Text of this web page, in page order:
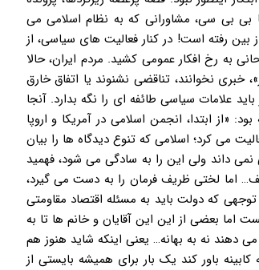
بی بی سی، مشاورانی که به نظام اسلامی می
معتقدند ۹۰ درصد اندوخته جانوری ایران از بین رفته است! در کنار فعالیت های سیاسی، از
به رخ افکار عمومی کشید. مردم ایران، حالا
نخوانند، تناقضی نشنوند یا اتفاق خارق
علامات سیاسی طائفه ای را نگه بدارد. آنجا
«از ابتدا، انجمن اسلامی در آمریکا و اروپا
می کرد؛ اسلامی که تنوع دیدگاه ها را بیان
داند ولی این را به سادگی می شود، فهمید
اما لختی ظریف فرمان را به دست می گیرد،
که دولت باید به مسئله اقتصاد مقاومتی
بعضی از این این آقایان و خانم ها تا به
دهند نه به بهانه… یعنی اینکه شاید هنوز هم
باور کند یک بار برای همیشه بایستی از